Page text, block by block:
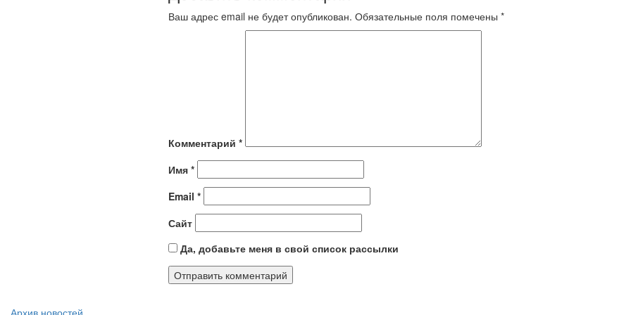
Ваш адрес email не будет опубликован. Обязательные поля помечены *
Комментарий *
Имя *
Email *
Сайт
Да, добавьте меня в свой список рассылки
Архив новостей